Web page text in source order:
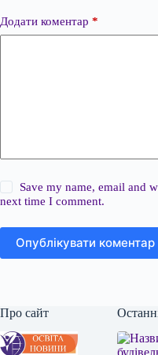
Додати коментар *
Save my name, email and
next time I comment.
Опублікувати коментар
Про сайт